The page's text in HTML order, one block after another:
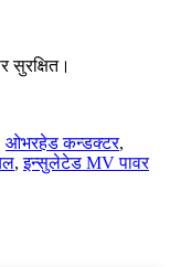
सुरक्षित।
ओभरहेड कन्डक्टर,
,इन्सुलेटेड MV पावर